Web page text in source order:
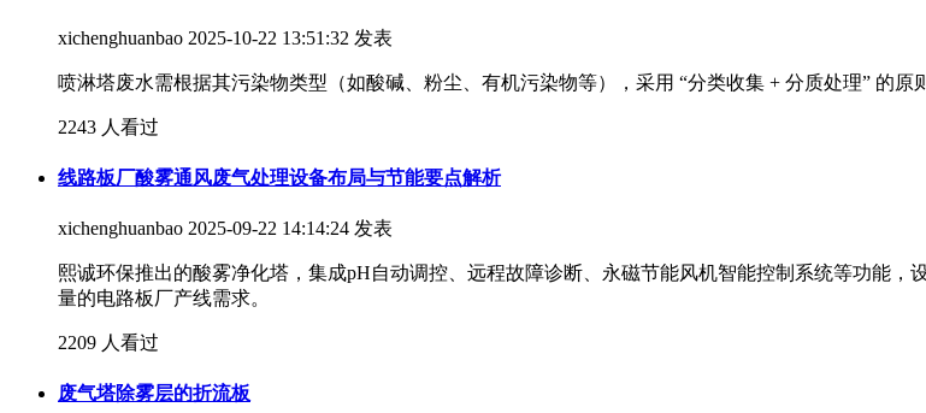
xichenghuanbao 2025-10-22 13:51:32 发表
喷淋塔废水需根据其污染物类型（如酸碱、粉尘、有机污染物等），采用 “分类收集 + 分质处理” 的
2243 人看过
线路板厂酸雾通风废气处理设备布局与节能要点解析
xichenghuanbao 2025-09-22 14:14:24 发表
熙诚环保推出的酸雾净化塔，集成pH自动调控、远程故障诊断、永磁节能风机智能控制系统等功能
量的电路板厂产线需求。
2209 人看过
废气塔除雾层的折流板